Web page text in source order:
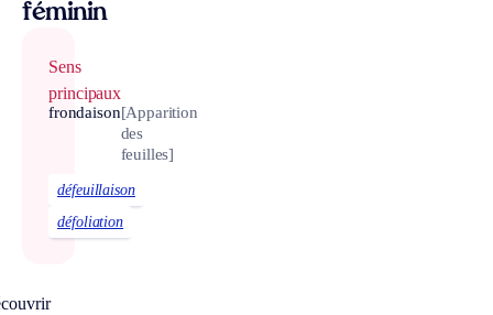
féminin
Sens
principaux
frondaison[Apparition
des
feuilles]
défeuillaison
défoliation